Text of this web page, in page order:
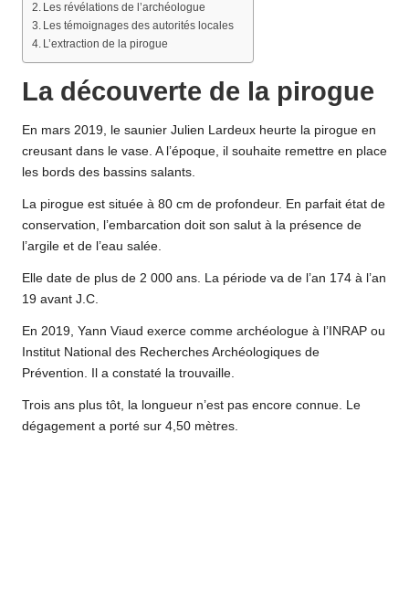
Les révélations de l’archéologue
Les témoignages des autorités locales
L’extraction de la pirogue
La découverte de la pirogue
En mars 2019, le saunier Julien Lardeux heurte la pirogue en
creusant dans le vase. A l’époque, il souhaite remettre en place
les bords des bassins salants.
La pirogue est située à 80 cm de profondeur. En parfait état de
conservation, l’embarcation doit son salut à la présence de
l’argile et de l’eau salée.
Elle date de plus de 2 000 ans. La période va de l’an 174 à l’an
19 avant J.C.
En 2019, Yann Viaud exerce comme archéologue à l’INRAP ou
Institut National des Recherches Archéologiques de
Prévention. Il a constaté la trouvaille.
Trois ans plus tôt, la longueur n’est pas encore connue. Le
dégagement a porté sur 4,50 mètres.